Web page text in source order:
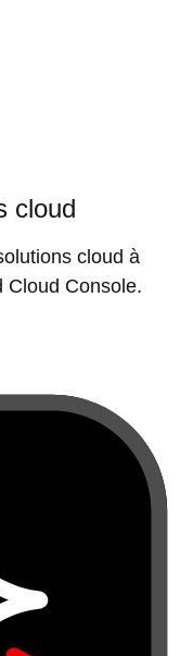
cloud
cloud à
Cloud Console.